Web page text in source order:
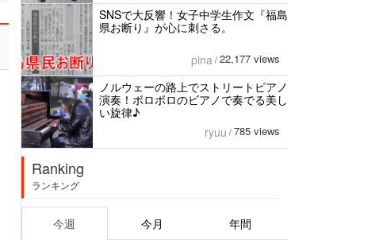
SNSで大反響！女子中学生作文『福島
県お断り』が心に刺さる。
pina / 22,177 views
ノルウェーの路上でストリートビアノ
演奏！ボロボロのビアノで奏でる美し
い旋律♪
ryuu / 785 views
Ranking
ランキング
今週 今月 年間